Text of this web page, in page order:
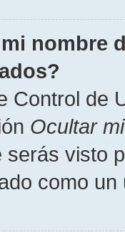
nombre
Control de
Ocultar
serás visto
como un